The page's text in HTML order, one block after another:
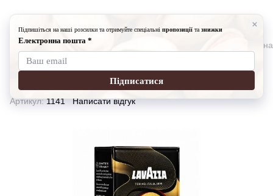
Кава, чай Кава мелена Кава Lavazza ORO черный
Кава Lavazza ORO черный
(заварна-0.250гр)
Артикул:1141 Написати відгук